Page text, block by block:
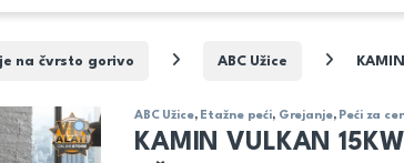
na čvrsto gorivo ABC Užice
ABC Užice, Etažne peći, Grejanje, Peći za
KAMIN VULKAN